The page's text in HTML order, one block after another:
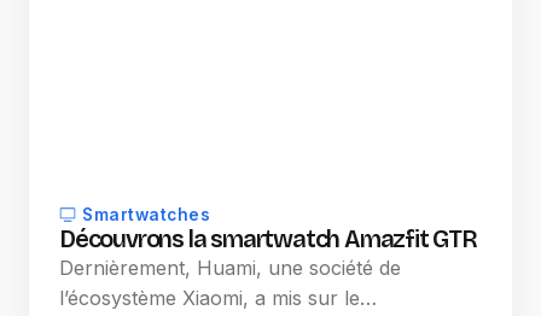
Smartwatches
Découvrons la smartwatch Amazfit GTR
Dernièrement, Huami, une société de
l’écosystème Xiaomi, a mis sur le…